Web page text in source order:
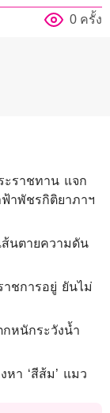
0 ครั้ง
ะราชทาน แจก
าพัชรกิติยาภาฯ
ส้นตายความดัน
าชการอยู่ ยันไม่
กหนักระวังน้ำ
หา ‘สีส้ม’ แมว